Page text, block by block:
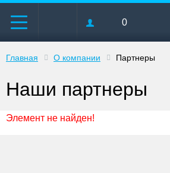
0
Главная О компании Партнеры
Наши партнеры
Элемент не найден!